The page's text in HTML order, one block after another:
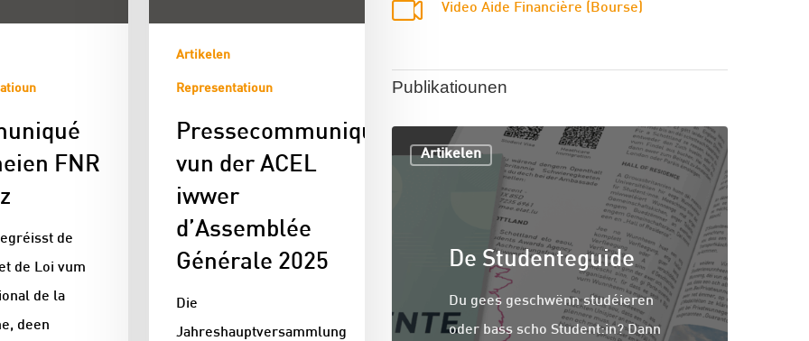
FNR
de
de Loi vum
de la
deen
Artikelen
Representatioun
Pressecommuniqué
vun der ACEL
iwwer
d’Assemblée
Générale 2025
Die
Jahreshauptversammlung
Video Aide Financière (Bourse)
Publikatiounen
Artikelen
De Studenteguide
Du gees geschwënn studéieren
oder bass scho Student:in? Dann